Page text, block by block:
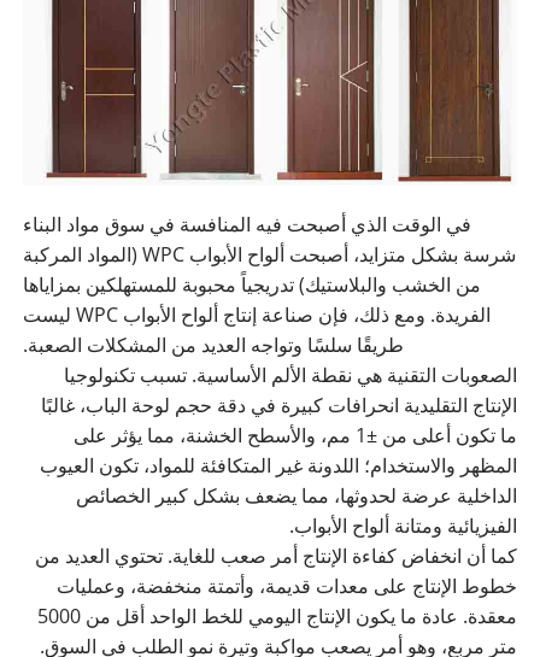
في الوقت الذي أصبحت فيه المنافسة في سوق مواد البناء
شرسة بشكل متزايد، أصبحت ألواح الأبواب WPC (المواد المركبة
من الخشب والبلاستيك) تدريجياً محبوبة للمستهلكين بمزاياها
الفريدة. ومع ذلك، فإن صناعة إنتاج ألواح الأبواب WPC ليست
طريقًا سلسًا وتواجه العديد من المشكلات الصعبة.
الصعوبات التقنية هي نقطة الألم الأساسية. تسبب تكنولوجيا
الإنتاج التقليدية انحرافات كبيرة في دقة حجم لوحة الباب، غالبًا
ما تكون أعلى من ±1 مم، والأسطح الخشنة، مما يؤثر على
المظهر والاستخدام؛ اللدونة غير المتكافئة للمواد، تكون العيوب
الداخلية عرضة لحدوثها، مما يضعف بشكل كبير الخصائص
الفيزيائية ومتانة ألواح الأبواب.
كما أن انخفاض كفاءة الإنتاج أمر صعب للغاية. تحتوي العديد من
خطوط الإنتاج على معدات قديمة، وأتمتة منخفضة، وعمليات
معقدة. عادة ما يكون الإنتاج اليومي للخط الواحد أقل من 5000
متر مربع، وهو أمر يصعب مواكبة وتيرة نمو الطلب في السوق.